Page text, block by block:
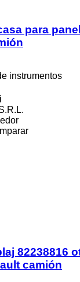
para
instrumentos
82238816
camión